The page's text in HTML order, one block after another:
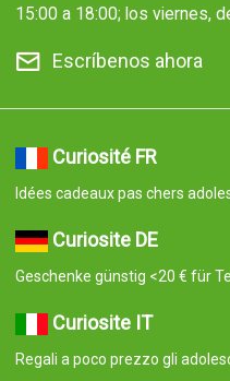
15:00 a 18:00; los viernes,
Escríbenos ahora
Curiosité FR
Idées cadeaux pas chers
Curiosite DE
Geschenke günstig <20 € für
Curiosite IT
Regali a poco prezzo gli